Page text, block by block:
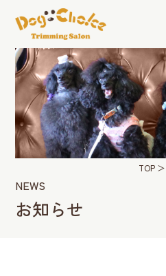
TOP
NEWS
お知らせ